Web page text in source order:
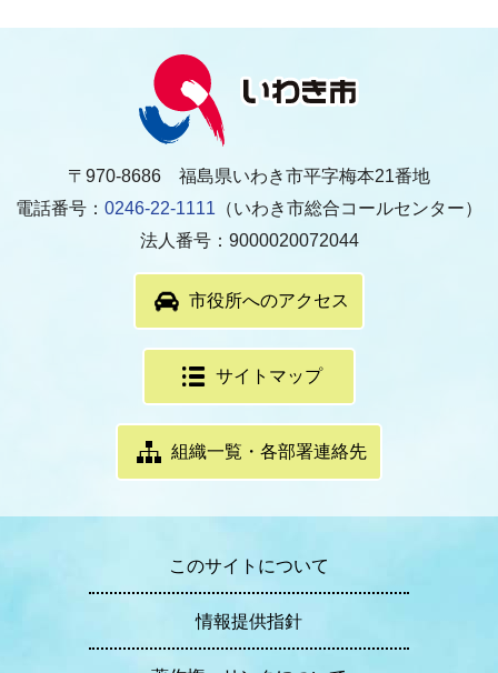
〒970-8686 福島県いわき市平字梅本21番地
電話番号： 0246-22-1111 （いわき市総合コールセンター）
法人番号：9000020072044
市役所へのアクセス
サイトマップ
組織一覧・各部署連絡先
このサイトについて
情報提供指針